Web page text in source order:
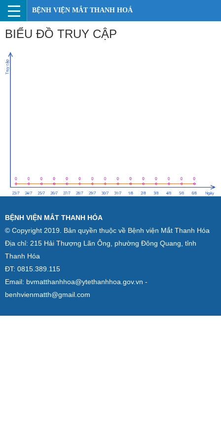
BỆNH VIỆN MẮT THANH HOÁ
BIỂU ĐỒ TRUY CẬP
BỆNH VIỆN MẮT THANH HÓA
© Copyright 2019. Bản quyền thuộc về Bệnh viện Mắt Thanh Hóa
Địa chỉ: 215 Hải Thượng Lãn Ông, phường Đông Quang, tỉnh
Thanh Hóa
ĐT: 0815.389.115
Email: bvmatthanhhoa@ytethanhhoa.gov.vn -
benhvienmatth@gmail.com